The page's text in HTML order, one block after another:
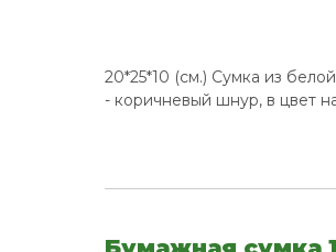
20*25*10 (см.) Сумка из
- коричневый шнур, в цвет